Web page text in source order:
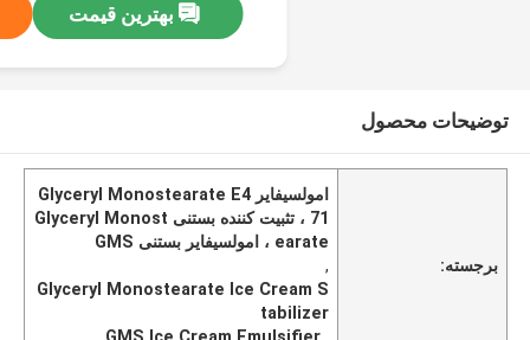
بهترین قیمت
توضیحات محصول
برجسته:
امولسیفایر Glyceryl Monostearate E4
71 ، تثبیت کننده بستنی Glyceryl Monost
earate ، امولسیفایر بستنی GMS
,
Glyceryl Monostearate Ice Cream S
tabilizer
,
GMS Ice Cream Emulsifier